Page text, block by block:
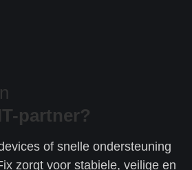
partner?
of snelle ondersteuning
zorgt voor stabiele, veilige en